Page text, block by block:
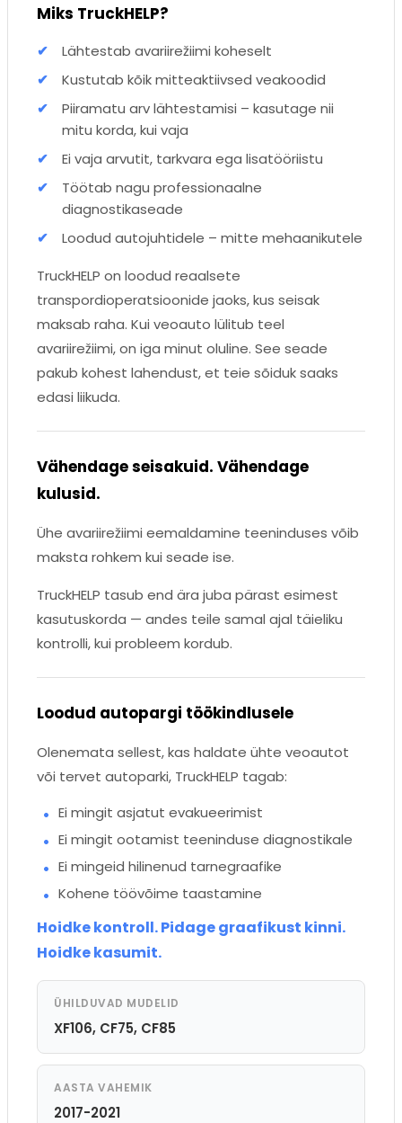
Miks TruckHELP?
Lähtestab avariirežiimi koheselt
Kustutab kõik mitteaktiivsed veakoodid
Piiramatu arv lähtestamisi – kasutage nii
mitu korda, kui vaja
Ei vaja arvutit, tarkvara ega lisatööriistu
Töötab nagu professionaalne
diagnostikaseade
Loodud autojuhtidele – mitte mehaanikutele
TruckHELP on loodud reaalsete
transpordioperatsioonide jaoks, kus seisak
maksab raha. Kui veoauto lülitub teel
avariirežiimi, on iga minut oluline. See seade
pakub kohest lahendust, et teie sõiduk saaks
edasi liikuda.
Vähendage seisakuid. Vähendage
kulusid.
Ühe avariirežiimi eemaldamine teeninduses võib
maksta rohkem kui seade ise.
TruckHELP tasub end ära juba pärast esimest
kasutuskorda — andes teile samal ajal täieliku
kontrolli, kui probleem kordub.
Loodud autopargi töökindlusele
Olenemata sellest, kas haldate ühte veoautot
või tervet autoparki, TruckHELP tagab:
Ei mingit asjatut evakueerimist
Ei mingit ootamist teeninduse diagnostikale
Ei mingeid hilinenud tarnegraafike
Kohene töövõime taastamine
Hoidke kontroll. Pidage graafikust kinni.
Hoidke kasumit.
ÜHILDUVAD MUDELID
XF106, CF75, CF85
AASTA VAHEMIK
2017-2021